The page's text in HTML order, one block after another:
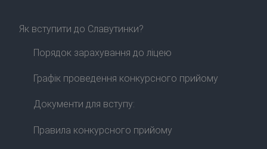
Як вступити до Славутинки?
Порядок зарахування до ліцею
Графік проведення конкурсного прийому
Документи для вступу:
Правила конкурсного прийому